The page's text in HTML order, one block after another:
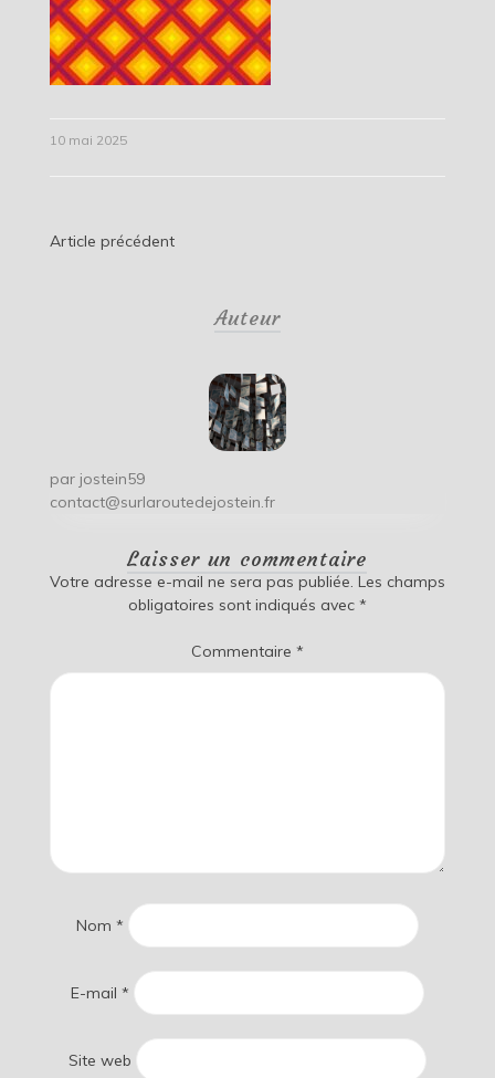
10 mai 2025
Navigation
Article précédent
Auteur
par jostein59
contact@surlaroutedejostein.fr
Laisser un commentaire
Votre adresse e-mail ne sera pas publiée. Les champs
obligatoires sont indiqués avec *
Commentaire *
Nom *
E-mail *
Site web